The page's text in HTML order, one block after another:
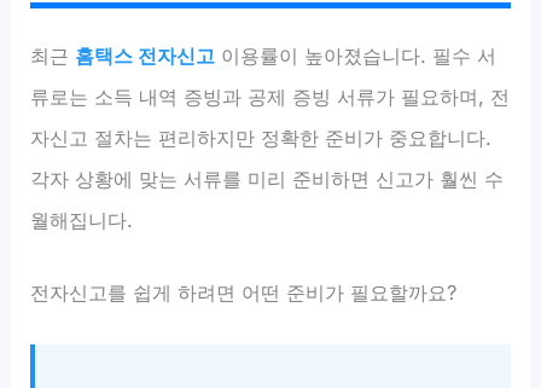
최근 홈택스 전자신고 이용률이 높아졌습니다. 필수 서
류로는 소득 내역 증빙과 공제 증빙 서류가 필요하며, 전
자신고 절차는 편리하지만 정확한 준비가 중요합니다.
각자 상황에 맞는 서류를 미리 준비하면 신고가 훨씬 수
월해집니다.
전자신고를 쉽게 하려면 어떤 준비가 필요할까요?